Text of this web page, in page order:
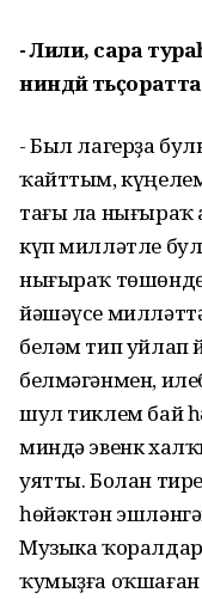
- Лилиә, сара
ниндәй
- Был лагерҙа
ҡайттым,
тағы ла нығыраҡ
күп милләтле
нығыраҡ
йәшәүсе
беләм тип уйлап
белмәгәнмен,
шул тиклем бай
миндә эвенк
уятты. Болан
һөйәктән
Музыка
ҡумыҙға